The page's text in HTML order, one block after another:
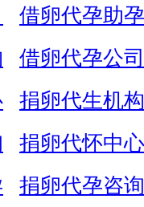
借卵代孕助孕
借卵代孕公司
捐卵代生机构
捐卵代怀中心
捐卵代孕咨询